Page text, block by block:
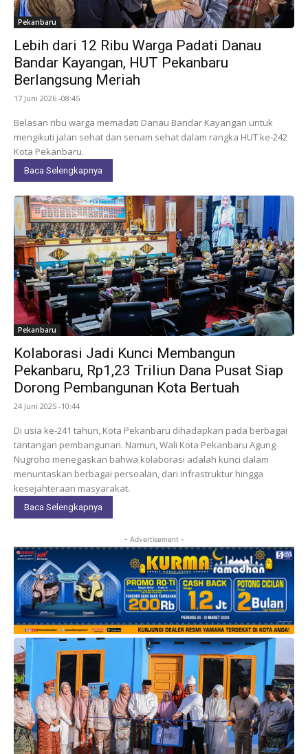
Pekanbaru
Lebih dari 12 Ribu Warga Padati Danau
Bandar Kayangan, HUT Pekanbaru
Berlangsung Meriah
17 Juni 2026 -08:45
Belasan ribu warga memadati Danau Bandar Kayangan untuk
mengikuti jalan sehat dan senam sehat dalam rangka HUT ke-242
Kota Pekanbaru.
Baca Selengkapnya
Pekanbaru
Kolaborasi Jadi Kunci Membangun
Pekanbaru, Rp1,23 Triliun Dana Pusat Siap
Dorong Pembangunan Kota Bertuah
24 Juni 2025 -10:44
Di usia ke-241 tahun, Kota Pekanbaru dihadapkan pada berbagai
tantangan pembangunan. Namun, Wali Kota Pekanbaru Agung
Nugroho menegaskan bahwa kolaborasi adalah kunci dalam
menuntaskan berbagai persoalan, dari infrastruktur hingga
kesejahteraan masyarakat.
Baca Selengkapnya
- Advertisement -